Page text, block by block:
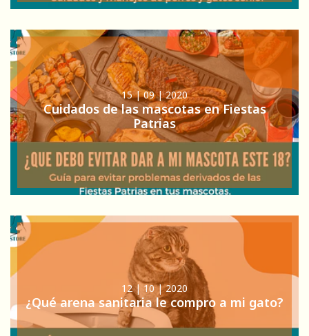
15 | 09 | 2020
Cuidados de las mascotas en Fiestas
Patrias
12 | 10 | 2020
¿Qué arena sanitaria le compro a mi gato?